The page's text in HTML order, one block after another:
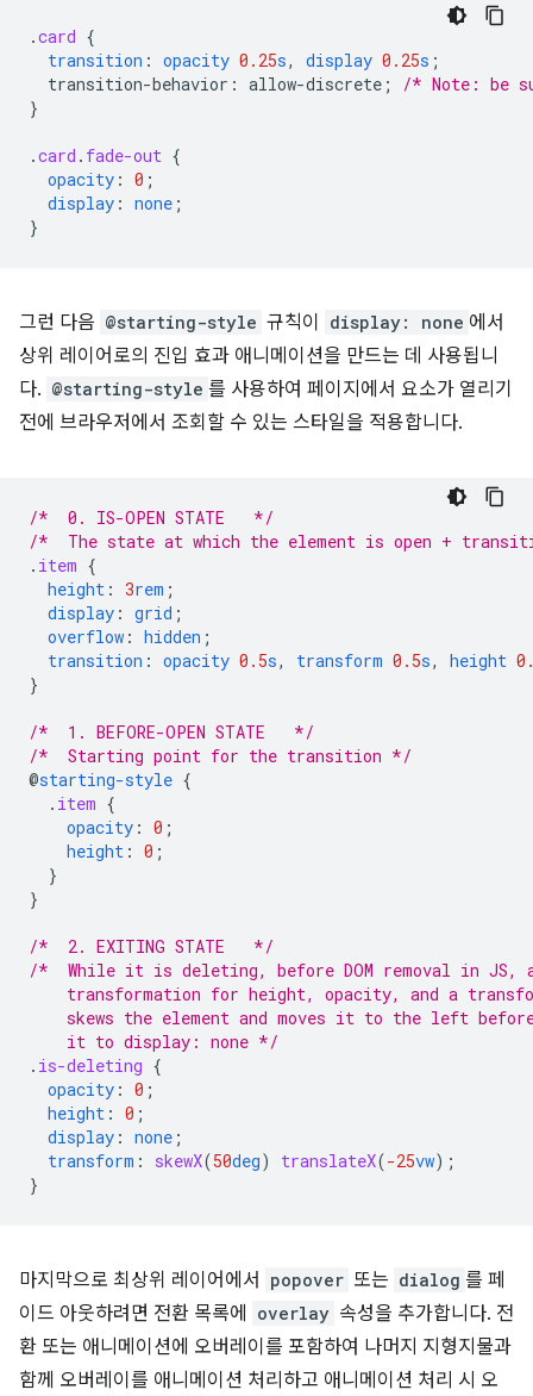
.card {
transition : opacity 0.25s, display 0.25s ;
transition-behavior : allow-discrete ;
/* Note: be
}
.card . fade-out {
opacity : 0 ;
display : none ;
}
그런 다음 @starting-style 규칙이 display: none 에서
상위 레이어로의 진입 효과 애니메이션을 만드는 데 사용됩니
다. @starting-style 를 사용하여 페이지에서 요소가 열리기
전에 브라우저에서 조회할 수 있는 스타일을 적용합니다.
/*  0. IS-OPEN STATE   */
/*  The state at which the element is open +
. item {
height : 3rem ;
display : grid ;
overflow : hidden ;
transition : opacity 0.5s, transform 0.5s, height
}
/*  1. BEFORE-OPEN STATE   */
/*  Starting point for the transition */
@starting-style {
. item {
opacity : 0 ;
height : 0 ;
}
}
/*  2. EXITING STATE   */
/*  While it is deleting, before DOM removal in JS,
transformation for height, opacity, and a
skews the element and moves it to the left
    it to display: none */
. is-deleting {
opacity : 0 ;
height : 0 ;
display : none ;
transform : skewX(50deg) translateX(-25vw);
}
마지막으로 최상위 레이어에서 popover 또는 dialog 를 페
이드 아웃하려면 전환 목록에
overlay 속성을 추가합니다. 전
환 또는 애니메이션에 오버레이를 포함하여 나머지 지형지물과
함께 오버레이를 애니메이션 처리하고 애니메이션 처리 시 오